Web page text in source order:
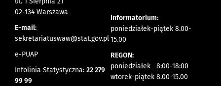
02-134 Warszawa
E-mail:
sekretariatuswaw@stat.gov.pl
e-PUAP
Infolinia Statystyczna: 22 279
99 99
Informatorium:
poniedziałek-piątek 8.00-
15.00
REGON:
poniedziałek 8:00-18:00
wtorek-piątek 8.00-15.00